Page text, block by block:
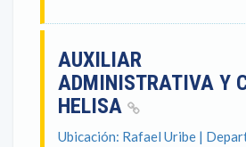
AUXILIAR
ADMINISTRATIVA Y
HELISA
Ubicación: Rafael Uribe |